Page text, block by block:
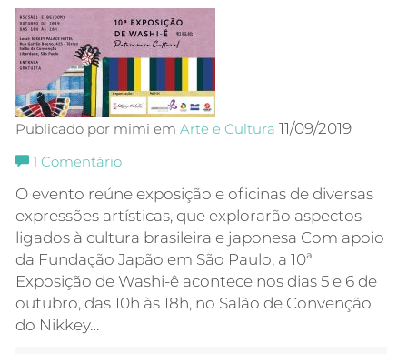
Publicado por mimi em Arte e Cultura 11/09/2019
1 Comentário
O evento reúne exposição e oficinas de diversas
expressões artísticas, que explorarão aspectos
ligados à cultura brasileira e japonesa Com apoio
da Fundação Japão em São Paulo, a 10ª
Exposição de Washi-ê acontece nos dias 5 e 6 de
outubro, das 10h às 18h, no Salão de Convenção
do Nikkey…